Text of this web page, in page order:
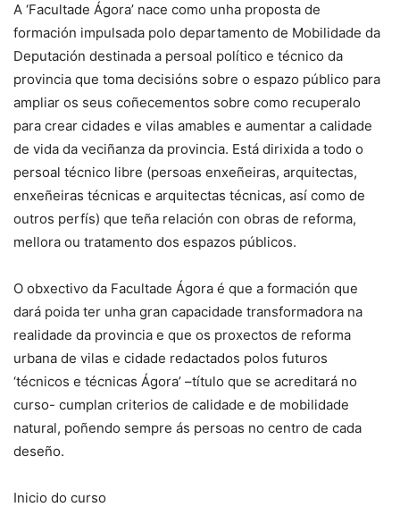
A ‘Facultade Ágora’ nace como unha proposta de
formación impulsada polo departamento de Mobilidade da
Deputación destinada a persoal político e técnico da
provincia que toma decisións sobre o espazo público para
ampliar os seus coñecementos sobre como recuperalo
para crear cidades e vilas amables e aumentar a calidade
de vida da veciñanza da provincia. Está dirixida a todo o
persoal técnico libre (persoas enxeñeiras, arquitectas,
enxeñeiras técnicas e arquitectas técnicas, así como de
outros perfís) que teña relación con obras de reforma,
mellora ou tratamento dos espazos públicos.
O obxectivo da Facultade Ágora é que a formación que
dará poida ter unha gran capacidade transformadora na
realidade da provincia e que os proxectos de reforma
urbana de vilas e cidade redactados polos futuros
‘técnicos e técnicas Ágora’ –título que se acreditará no
curso- cumplan criterios de calidade e de mobilidade
natural, poñendo sempre ás persoas no centro de cada
deseño.
Inicio do curso